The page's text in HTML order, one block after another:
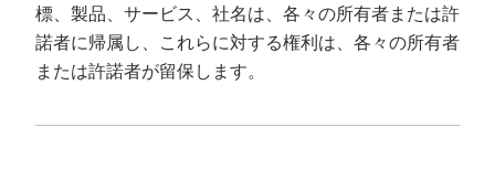
標、製品、サービス、社名は、各々の所有者または許
諾者に帰属し、これらに対する権利は、各々の所有者
または許諾者が留保します。